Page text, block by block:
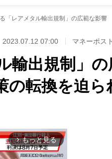
2023.07.12 07:00 マネーポス
輸出規制」の
転換を迫ら
arrow_forward_ios もっと見る